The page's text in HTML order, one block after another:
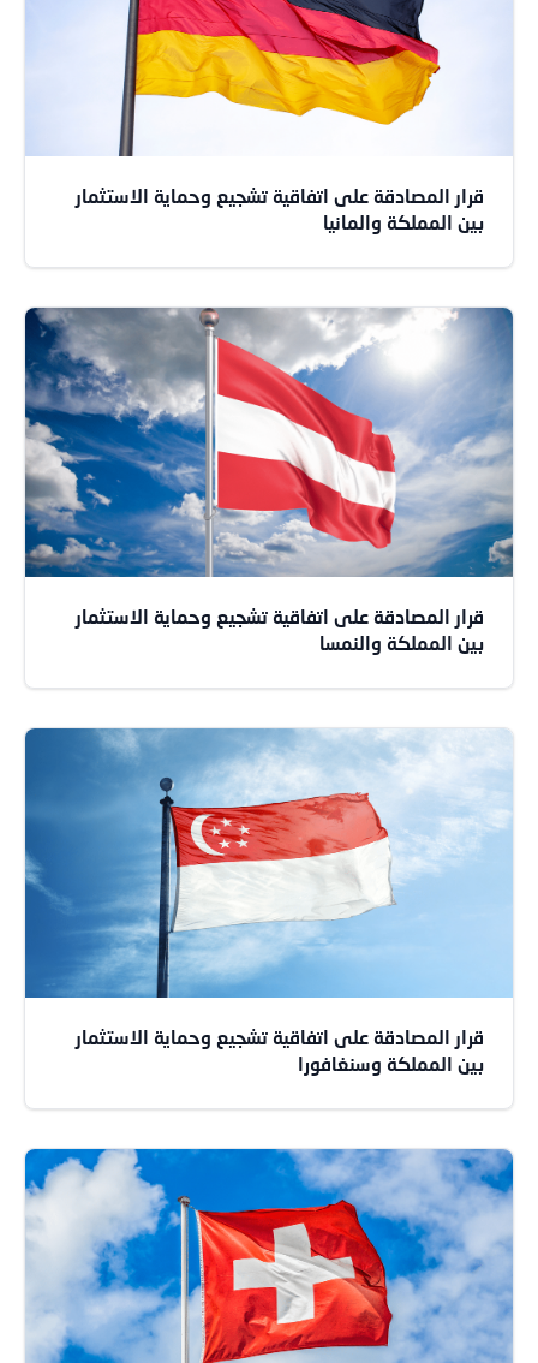
قرار المصادقة على اتفاقية تشجيع وحماية الاستثمار
بين المملكة والمانيا
قرار المصادقة على اتفاقية تشجيع وحماية الاستثمار
بين المملكة والنمسا
قرار المصادقة على اتفاقية تشجيع وحماية الاستثمار
بين المملكة وسنغافورا